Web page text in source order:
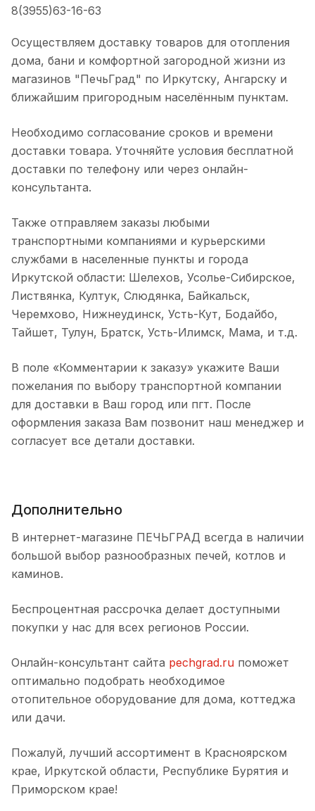
8(3955)63-16-63
Осуществляем доставку товаров для отопления
дома, бани и комфортной загородной жизни из
магазинов "ПечьГрад" по Иркутску, Ангарску и
ближайшим пригородным населённым пунктам.
Необходимо согласование сроков и времени
доставки товара. Уточняйте условия бесплатной
доставки по телефону или через онлайн-
консультанта.
Также отправляем заказы любыми
транспортными компаниями и курьерскими
службами в населенные пункты и города
Иркутской области: Шелехов, Усолье-Сибирское,
Листвянка, Култук, Слюдянка, Байкальск,
Черемхово, Нижнеудинск, Усть-Кут, Бодайбо,
Тайшет, Тулун, Братск, Усть-Илимск, Мама, и т.д.
В поле «Комментарии к заказу» укажите Ваши
пожелания по выбору транспортной компании
для доставки в Ваш город или пгт. После
оформления заказа Вам позвонит наш менеджер и
согласует все детали доставки.
Дополнительно
В интернет-магазине ПЕЧЬГРАД всегда в наличии
большой выбор разнообразных печей, котлов и
каминов.
Беспроцентная рассрочка делает доступными
покупки у нас для всех регионов России.
Онлайн-консультант сайта pechgrad.ru поможет
оптимально подобрать необходимое
отопительное оборудование для дома, коттеджа
или дачи.
Пожалуй, лучший ассортимент в Красноярском
крае, Иркутской области, Республике Бурятия и
Приморском крае!